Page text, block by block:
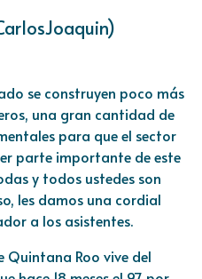
se construyen poco más
una gran cantidad de
para que el sector
parte importante de este
y todos ustedes son
les damos una cordial
a los asistentes.
Quintana Roo vive del